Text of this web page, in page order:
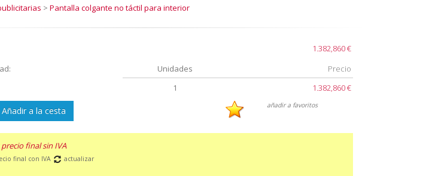
> Pantalla colgante no táctil para interior
1.382,860 €
Unidades
Precio
1
1.382,860 €
Añadir a la cesta añadir a favoritos
final sin IVA
final con IVA actualizar